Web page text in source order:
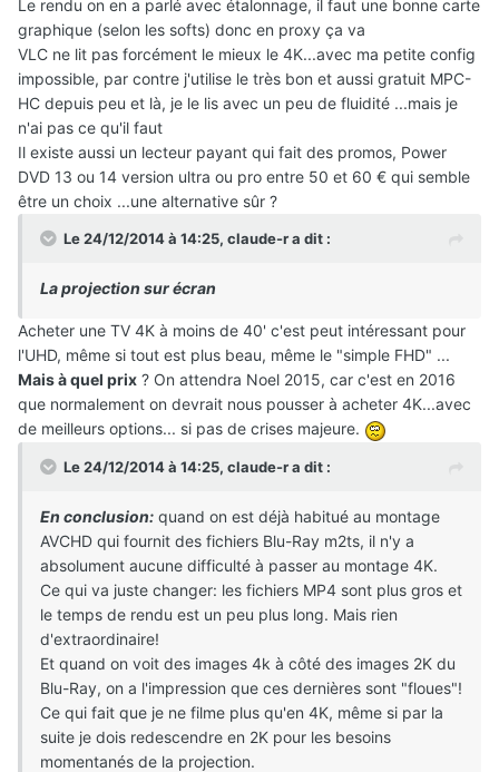
Le rendu on en a parlé avec étalonnage, il faut une bonne carte
graphique (selon les softs) donc en proxy ça va
VLC ne lit pas forcément le mieux le 4K...avec ma petite config
impossible, par contre j'utilise le très bon et aussi gratuit MPC-
HC depuis peu et là, je le lis avec un peu de fluidité ...mais je
n'ai pas ce qu'il faut
Il existe aussi un lecteur payant qui fait des promos, Power
DVD 13 ou 14 version ultra ou pro entre 50 et 60 € qui semble
être un choix ...une alternative sûr ?
Le 24/12/2014 à 14:25, claude-r a dit :
La projection sur écran
Acheter une TV 4K à moins de 40' c'est peut intéressant pour
l'UHD, même si tout est plus beau, même le "simple FHD" ...
Mais à quel prix ? On attendra Noel 2015, car c'est en 2016
que normalement on devrait nous pousser à acheter 4K...avec
de meilleurs options... si pas de crises majeure.
Le 24/12/2014 à 14:25, claude-r a dit :
En conclusion: quand on est déjà habitué au montage
AVCHD qui fournit des fichiers Blu-Ray m2ts, il n'y a
absolument aucune difficulté à passer au montage 4K.
Ce qui va juste changer: les fichiers MP4 sont plus gros et
le temps de rendu est un peu plus long. Mais rien
d'extraordinaire!
Et quand on voit des images 4k à côté des images 2K du
Blu-Ray, on a l'impression que ces dernières sont "floues"!
Ce qui fait que je ne filme plus qu'en 4K, même si par la
suite je dois redescendre en 2K pour les besoins
momentanés de la projection.